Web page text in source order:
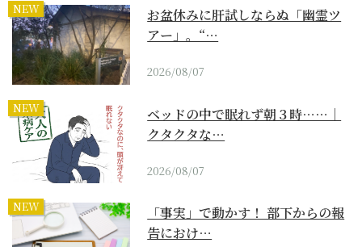
NEW
お盆休みに肝試しならぬ「幽霊ツ
アー」。“…
2026/08/07
NEW
ベッドの中で眠れず朝３時……｜
クタクタな…
2026/08/07
NEW
「事実」で動かす！ 部下からの報
告におけ…